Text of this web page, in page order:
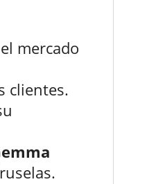
mercado
clientes.